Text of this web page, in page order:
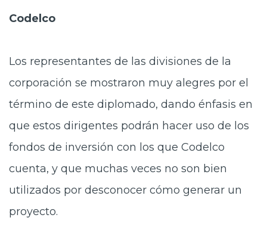
Codelco
Los representantes de las divisiones de la
corporación se mostraron muy alegres por el
término de este diplomado, dando énfasis en
que estos dirigentes podrán hacer uso de los
fondos de inversión con los que Codelco
cuenta, y que muchas veces no son bien
utilizados por desconocer cómo generar un
proyecto.